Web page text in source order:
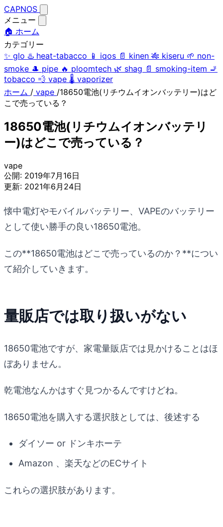
CAPNOS
メニュー
🏠 ホーム
カテゴリー
✨ glo ♨️ heat-tabacco 📱 iqos 📄 kinen 🎋 kiseru 🌱 non-
smoke 🎩 pipe 🔥 ploomtech 🌿 shag 📄 smoking-item 🚬
tobacco 💨 vape 🌡️ vaporizer
ホーム / vape /18650電池(リチウムイオンバッテリー)はど
こで売っている？
18650電池(リチウムイオンバッテリ
ー)はどこで売っている？
vape
公開: 2019年7月16日
更新: 2021年6月24日
懐中電灯やモバイルバッテリー、VAPEのバッテリー
として使い勝手の良い18650電池。
この**18650電池はどこで売っているのか？**につい
て紹介していきます。
量販店では取り扱いがない
18650電池ですが、家電量販店では見かけることはほ
ぼありません。
乾電池なんかはすぐ見つかるんですけどね。
18650電池を購入する選択肢としては、後述する
ダイソー or ドンキホーテ
Amazon 、楽天などのECサイト
これらの選択肢があります。